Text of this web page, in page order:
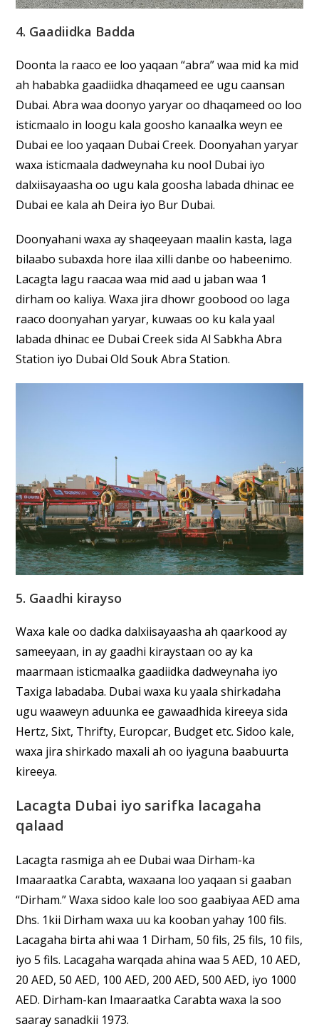
4. Gaadiidka Badda
Doonta la raaco ee loo yaqaan “abra” waa mid ka mid
ah hababka gaadiidka dhaqameed ee ugu caansan
Dubai. Abra waa doonyo yaryar oo dhaqameed oo loo
isticmaalo in loogu kala goosho kanaalka weyn ee
Dubai ee loo yaqaan Dubai Creek. Doonyahan yaryar
waxa isticmaala dadweynaha ku nool Dubai iyo
dalxiisayaasha oo ugu kala goosha labada dhinac ee
Dubai ee kala ah Deira iyo Bur Dubai.
Doonyahani waxa ay shaqeeyaan maalin kasta, laga
bilaabo subaxda hore ilaa xilli danbe oo habeenimo.
Lacagta lagu raacaa waa mid aad u jaban waa 1
dirham oo kaliya. Waxa jira dhowr goobood oo laga
raaco doonyahan yaryar, kuwaas oo ku kala yaal
labada dhinac ee Dubai Creek sida Al Sabkha Abra
Station iyo Dubai Old Souk Abra Station.
5. Gaadhi kirayso
Waxa kale oo dadka dalxiisayaasha ah qaarkood ay
sameeyaan, in ay gaadhi kiraystaan oo ay ka
maarmaan isticmaalka gaadiidka dadweynaha iyo
Taxiga labadaba. Dubai waxa ku yaala shirkadaha
ugu waaweyn aduunka ee gawaadhida kireeya sida
Hertz, Sixt, Thrifty, Europcar, Budget etc. Sidoo kale,
waxa jira shirkado maxali ah oo iyaguna baabuurta
kireeya.
Lacagta Dubai iyo sarifka lacagaha
qalaad
Lacagta rasmiga ah ee Dubai waa Dirham-ka
Imaaraatka Carabta, waxaana loo yaqaan si gaaban
“Dirham.” Waxa sidoo kale loo soo gaabiyaa AED ama
Dhs. 1kii Dirham waxa uu ka kooban yahay 100 fils.
Lacagaha birta ahi waa 1 Dirham, 50 fils, 25 fils, 10 fils,
iyo 5 fils. Lacagaha warqada ahina waa 5 AED, 10 AED,
20 AED, 50 AED, 100 AED, 200 AED, 500 AED, iyo 1000
AED. Dirham-kan Imaaraatka Carabta waxa la soo
saaray sanadkii 1973.